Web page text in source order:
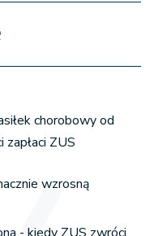
chorobowy od
ZUS
wzrosną